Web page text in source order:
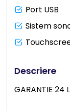
Port USB
Sistem
Descriere
GARANTIE 24